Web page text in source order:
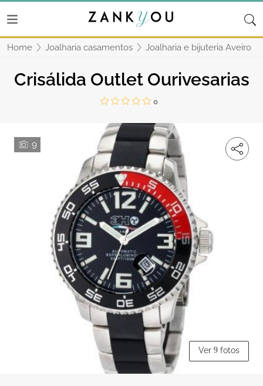
Home Joalharia casamentos Joalharia e bijuteria Aveiro
Crisálida Outlet Ourivesarias
0
9
Ver 9 fotos